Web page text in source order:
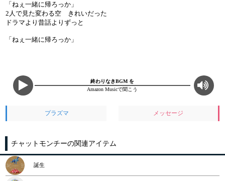
「ねぇ一緒に帰ろっか」
2人で見た変わる空 きれいだった
ドラマより昔話よりずっと
「ねぇ一緒に帰ろっか」
終わりなきBGM を
Amazon Musicで聞こう
プラズマ メッセージ
チャットモンチーの関連アイテム
誕生